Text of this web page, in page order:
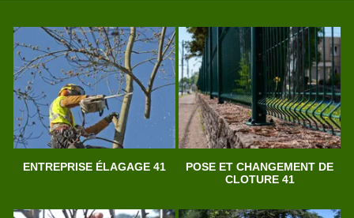
ENTREPRISE ÉLAGAGE 41
POSE ET CHANGEMENT DE
CLOTURE 41